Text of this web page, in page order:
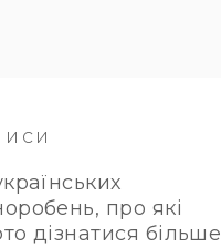
про які
дізнатися більше